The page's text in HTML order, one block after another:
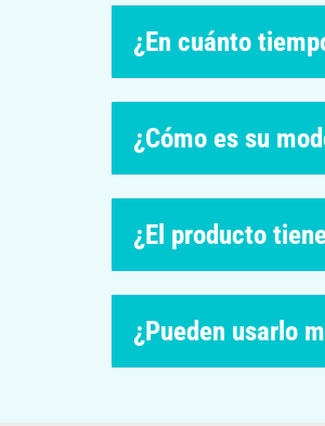
¿En cuánto
¿Cómo es su
¿El producto
¿Pueden usarlo